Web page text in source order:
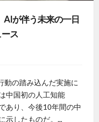
AIが伴う未来の一日
ス
動の踏み込んだ実施に
中国初の人工知能
あり、今後10年間の中
示したものだ。...